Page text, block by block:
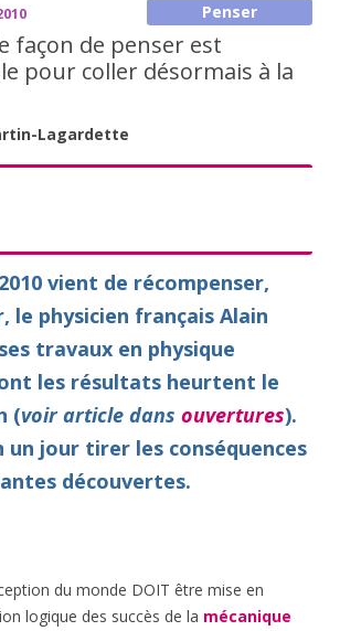
Penser
façon de penser est
pour coller désormais à la
Lagardette
vient de récompenser,
le physicien français Alain
travaux en physique
les résultats heurtent le
(voir article dans ouvertures).
un jour tirer les conséquences
découvertes.
du monde DOIT être mise en
logique des succès de la mécanique